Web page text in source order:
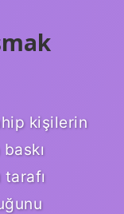
kişilerin
tarafı